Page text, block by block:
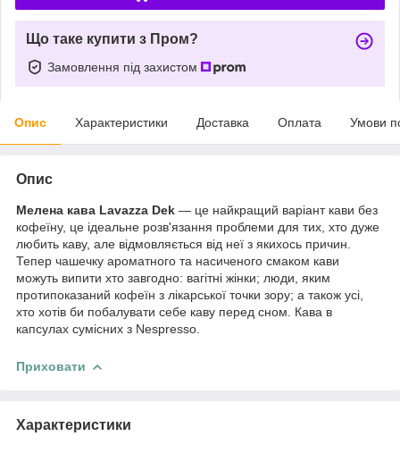
Що таке купити з Пром?
Замовлення під захистом
Опис Характеристики Доставка Оплата Умови
Опис
Мелена кава Lavazza Dek — це найкращий варіант кави без
кофеїну, це ідеальне розв'язання проблеми для тих, хто дуже
любить каву, але відмовляється від неї з якихось причин.
Тепер чашечку ароматного та насиченого смаком кави
можуть випити хто завгодно: вагітні жінки; люди, яким
протипоказаний кофеїн з лікарської точки зору; а також усі,
хто хотів би побалувати себе каву перед сном. Кава в
капсулах сумісних з Nespresso.
Приховати
Характеристики